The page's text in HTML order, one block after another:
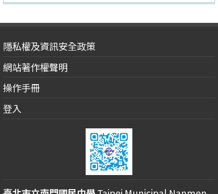
隱私權及資訊安全政策
網站著作權聲明
操作手冊
登入